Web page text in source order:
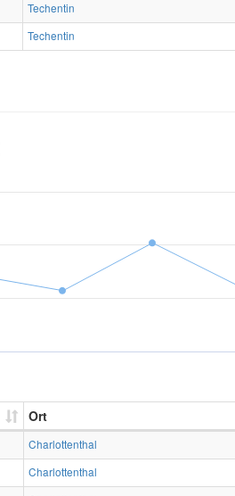
Techentin
Techentin
Ort
Charlottenthal
Charlottenthal